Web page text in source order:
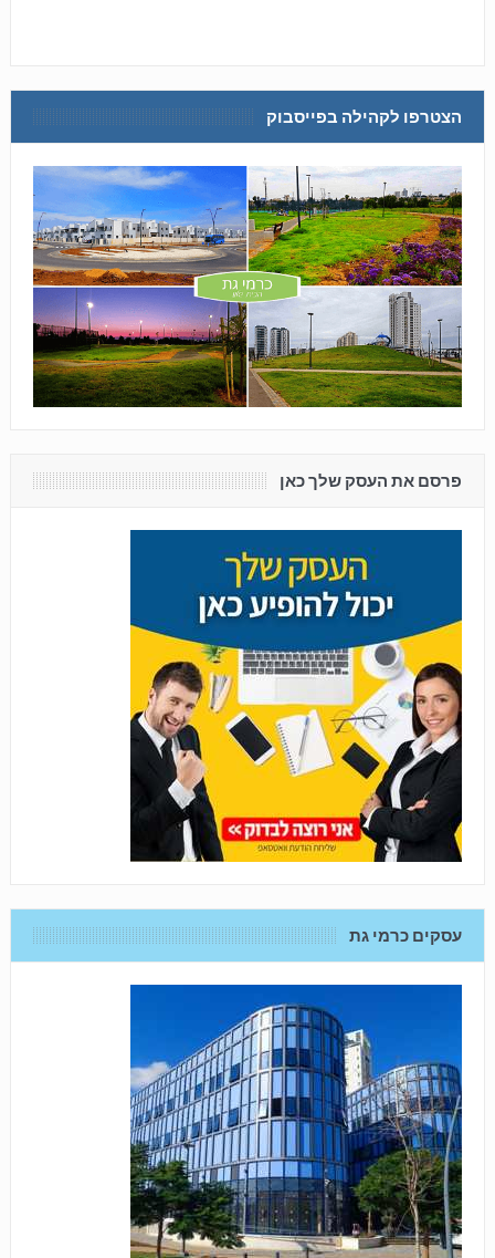
הצטרפו לקהילה בפייסבוק
פרסם את העסק שלך כאן
עסקים כרמי גת